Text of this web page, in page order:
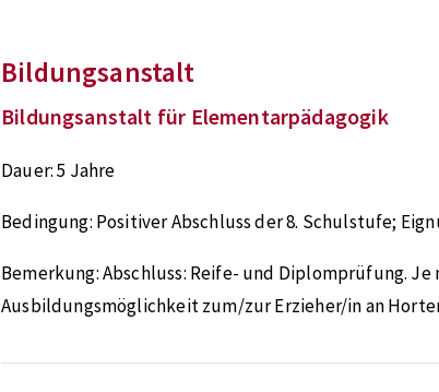
Bildungsanstalt
Bildungsanstalt für Elementarpädagogik
Dauer:5 Jahre
Bedingung: Positiver Abschluss der 8. Schulstufe;
Bemerkung:Abschluss: Reife- und Diplomprüfung.
Ausbildungsmöglichkeit zum/zur Erzieher/in an